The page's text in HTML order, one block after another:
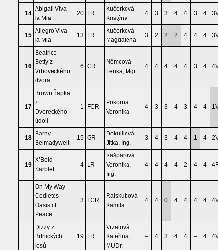
14
Abigail Viva
la Mia
20 LR
Kučerková
Kristýna
4 3 3 4 4 3 4
15
Allegro Viva
la Mia
13 LR
Kučerková
Magdalena
3 2 2 2 4 4 4
16
Beatrice
Betty z
Vrboveckého
dvora
6 GR
Němcová
Lenka, Mgr.
4 4 4 4 4 3 4
17
Brown Ťapka
z
Dvoreckého
údolí
1 FCR
Pokorná
Veronika
4 3 3 4 3 4 4
18
Barny
Belmadyweit
15 GR
Dokulilová
Jitka, Ing.
3 4 3 4 4 1 4
19
X’Bold
Sarblet
4 LR
Kašparová
Veronika,
Ing.
4 4 4 4 2 4 4
On My Way
Cedletes
Oasis of
Peace
3 FCR
Raiskubová
Kamila
4 4 0 4 4 4 4
Dizzy z
Brtnických
lesů
19 LR
Vrzalová
Kateřina,
MUDr.
– 4 3 4 4 – 4